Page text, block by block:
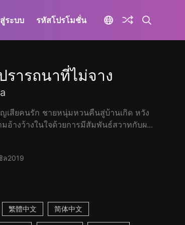
ระบบ รหัสโปรโมชั่น
รารถนาที่ไม่จาง
เสียคนรัก ชายหนุ่มหวนคืนสู่บ้านเกิด หวัง
มอ้างว้างในใจด้วยการมีสัมพันธ์สวาทกับผ...
ล2019
繁體中文 简体中文